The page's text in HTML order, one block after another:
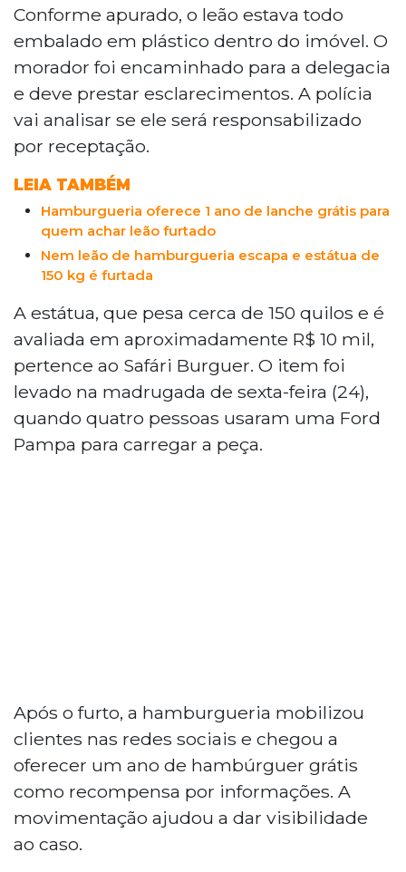
Especializada de Repressão a Roubos e
Furtos recuperou a estátua de leão
furtada do Safári Burguer, no Centro de
Campo Grande. A peça, avaliada em R$ 10
mil, foi encontrada embalada em plástico
em uma casa no Bairro Aero Rancho. O
morador foi conduzido à delegacia e pode
ocorreu na madrugada de sexta-feira
(24).
Conforme apurado, o leão estava todo
embalado em plástico dentro do imóvel. O
morador foi encaminhado para a delegacia
e deve prestar esclarecimentos. A polícia
vai analisar se ele será responsabilizado
por receptação.
LEIA TAMBÉM
Hamburgueria oferece 1 ano de lanche grátis para
quem achar leão furtado
Nem leão de hamburgueria escapa e estátua de
150 kg é furtada
A estátua, que pesa cerca de 150 quilos e é
avaliada em aproximadamente R$ 10 mil,
pertence ao Safári Burguer. O item foi
levado na madrugada de sexta-feira (24),
quando quatro pessoas usaram uma Ford
Pampa para carregar a peça.
Após o furto, a hamburgueria mobilizou
clientes nas redes sociais e chegou a
oferecer um ano de hambúrguer grátis
como recompensa por informações. A
movimentação ajudou a dar visibilidade
ao caso.